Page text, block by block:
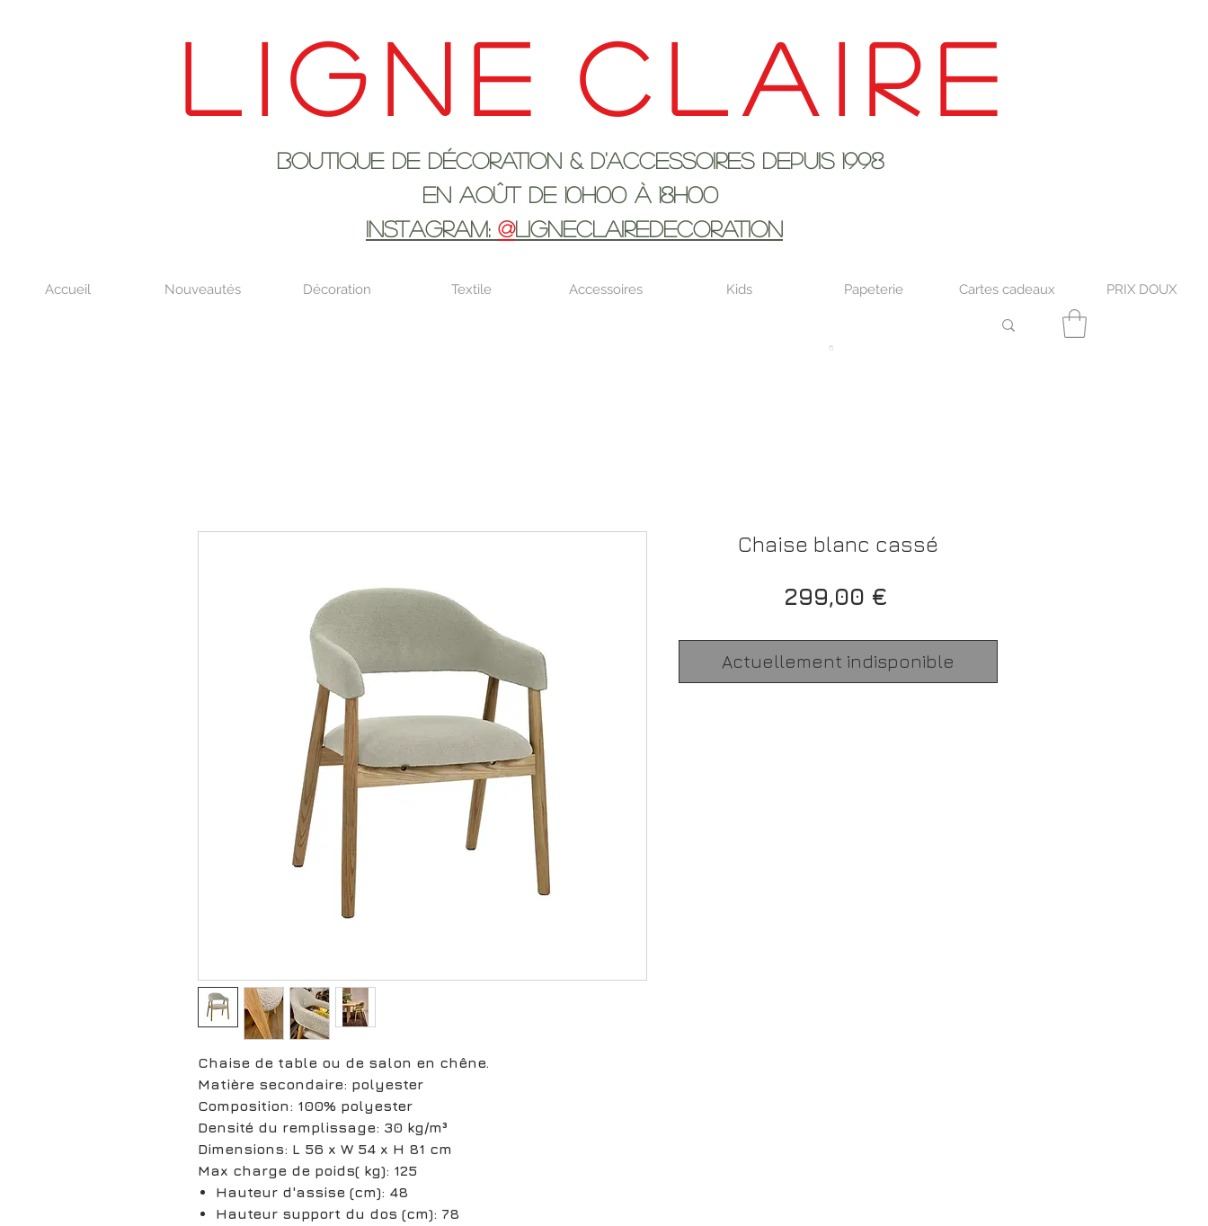
Ligne claire
Boutique de décoration & d'accessoires depuis 1998
EN AOûT DE 10h00 à 18H00
INSTAGRAM: @LIGNECLAIREDECORATION
Accueil Nouveautés Décoration Textile Accessoires Kids Papeterie Cartes cadeaux PRIX DOUX
Chaise de table ou de salon en chêne.
Matière secondaire: polyester
Composition: 100% polyester
Densité du remplissage: 30 kg/m³
Dimensions: L 56 x W 54 x H 81 cm
Max charge de poids( kg): 125
Hauteur d'assise (cm): 48
Hauteur support du dos (cm): 78
Chaise blanc cassé
299,00 €
Actuellement indisponible